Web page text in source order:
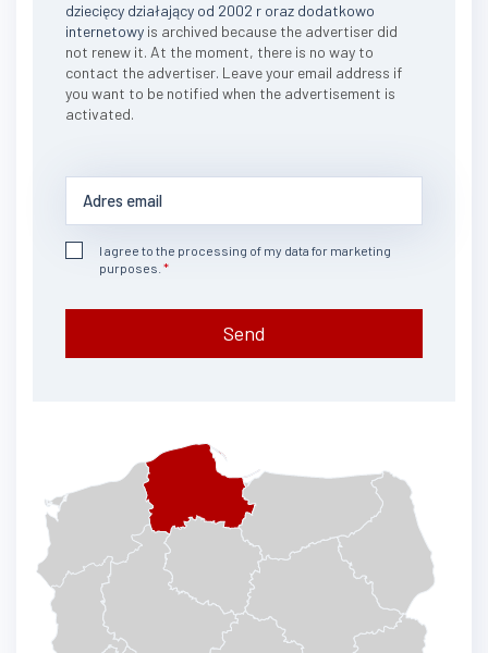
dziecięcy działający od 2002 r oraz dodatkowo
internetowy is archived because the advertiser did
not renew it. At the moment, there is no way to
contact the advertiser. Leave your email address if
you want to be notified when the advertisement is
activated.
I agree to the processing of my data for marketing
purposes.
Send